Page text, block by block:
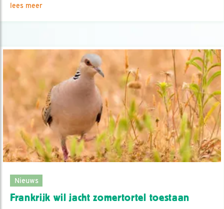
lees meer
Nieuws
Frankrijk wil jacht zomertortel toestaan